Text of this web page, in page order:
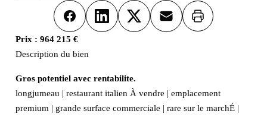
FacebookLinkedInX Email Imprimer
Prix : 964 215 €
Description du bien
Gros potentiel avec rentabilite.
longjumeau | restaurant italien À vendre | emplacement
premium | grande surface commerciale | rare sur le marchÉ |